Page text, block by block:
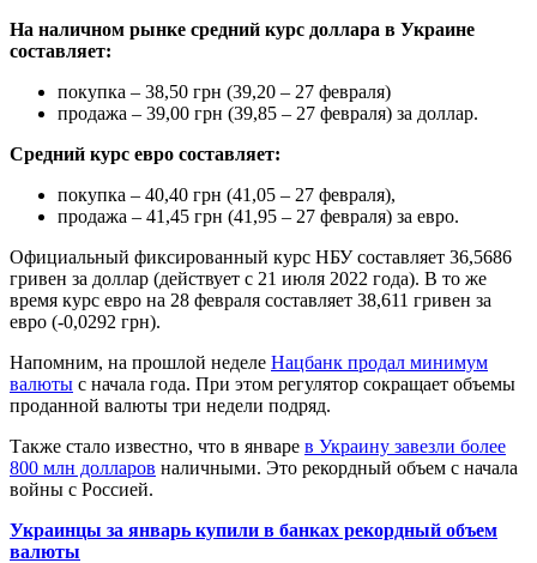
На наличном рынке средний курс доллара в Украине
составляет:
покупка – 38,50 грн (39,20 – 27 февраля)
продажа – 39,00 грн (39,85 – 27 февраля) за доллар.
Средний курс евро составляет:
покупка – 40,40 грн (41,05 – 27 февраля),
продажа – 41,45 грн (41,95 – 27 февраля) за евро.
Официальный фиксированный курс НБУ составляет 36,5686
гривен за доллар (действует с 21 июля 2022 года). В то же
время курс евро на 28 февраля составляет 38,611 гривен за
евро (-0,0292 грн).
Напомним, на прошлой неделе Нацбанк продал минимум
валюты с начала года. При этом регулятор сокращает объемы
проданной валюты три недели подряд.
Также стало известно, что в январе в Украину завезли более
800 млн долларов наличными. Это рекордный объем с начала
войны с Россией.
Украинцы за январь купили в банках рекордный объем
валюты